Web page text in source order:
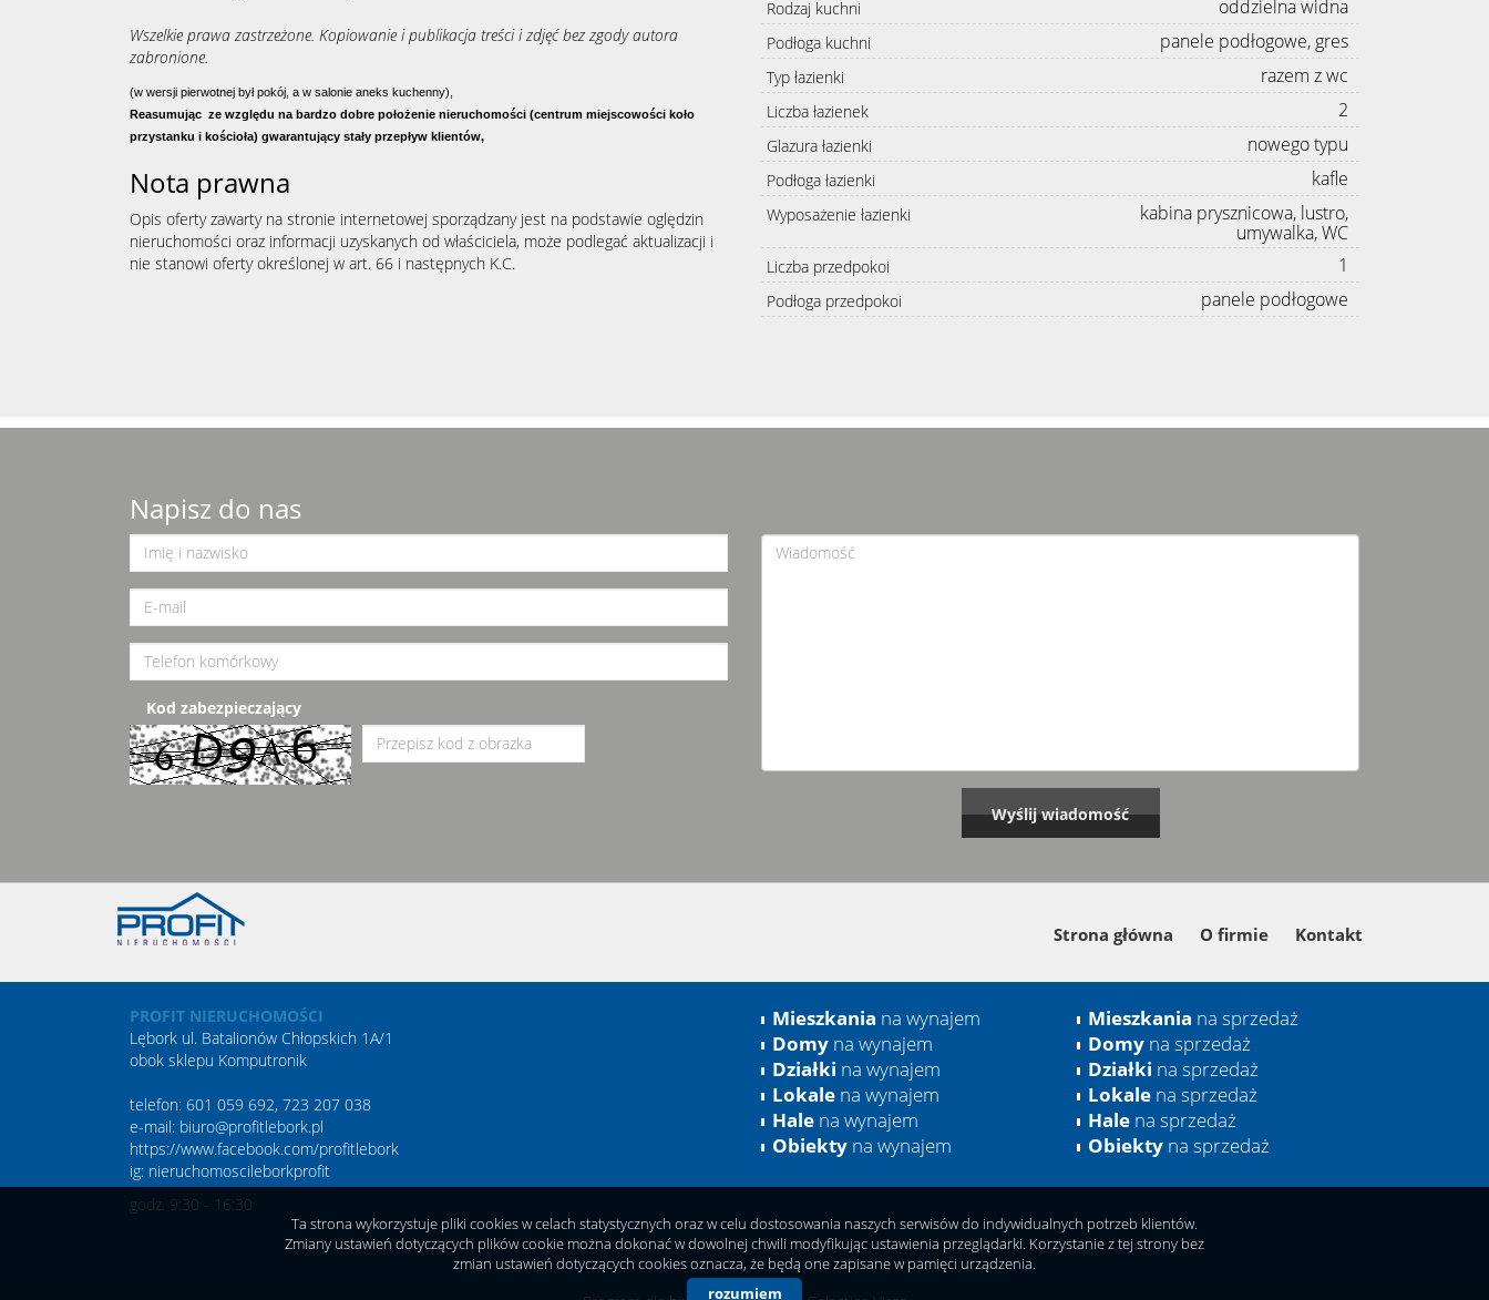
Wszelkie prawa zastrzeżone. Kopiowanie i publikacja treści i zdjęć bez zgody autora
zabronione.
(w wersji pierwotnej był pokój, a w salonie aneks kuchenny),
Reasumując ze względu na bardzo dobre położenie nieruchomości (centrum miejscowości koło
przystanku i kościoła) gwarantujący stały przepływ klientów,
Nota prawna
Opis oferty zawarty na stronie internetowej sporządzany jest na podstawie oględzin
nieruchomości oraz informacji uzyskanych od właściciela, może podlegać aktualizacji i
nie stanowi oferty określonej w art. 66 i następnych K.C.
Rodzaj kuchni oddzielna widna
Podłoga kuchni panele podłogowe, gres
Typ łazienki razem z wc
Liczba łazienek 2
Glazura łazienki nowego typu
Podłoga łazienki kafle
Wyposażenie łazienki
kabina prysznicowa, lustro,
umywalka, WC
Liczba przedpokoi 1
Podłoga przedpokoi panele podłogowe
Napisz do nas
Kod zabezpieczający
Strona główna O firmie Kontakt
PROFIT NIERUCHOMOŚCI
Lębork ul. Batalionów Chłopskich 1A/1
obok sklepu Komputronik
telefon: 601 059 692, 723 207 038
e-mail: biuro@profitlebork.pl
https://www.facebook.com/profitlebork
ig: nieruchomoscileborkprofit
godz. 9:30 - 16:30
Mieszkania na wynajem
Domy na wynajem
Działki na wynajem
Lokale na wynajem
Hale na wynajem
Obiekty na wynajem
Mieszkania na sprzedaż
Domy na sprzedaż
Działki na sprzedaż
Lokale na sprzedaż
Hale na sprzedaż
Obiekty na sprzedaż
Ta strona wykorzystuje pliki cookies w celach statystycznych oraz w celu dostosowania naszych serwisów do indywidualnych potrzeb klientów.
Zmiany ustawień dotyczących plików cookie można dokonać w dowolnej chwili modyfikując ustawienia przeglądarki. Korzystanie z tej strony bez
zmian ustawień dotyczących cookies oznacza, że będą one zapisane w pamięci urządzenia.
rozumiem